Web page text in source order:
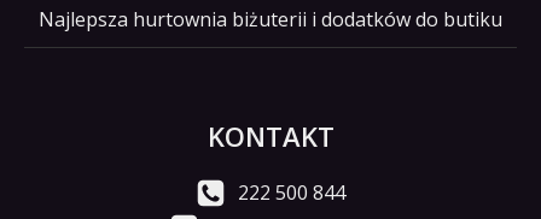
Najlepsza hurtownia biżuterii i dodatków do butiku
KONTAKT
222 500 844